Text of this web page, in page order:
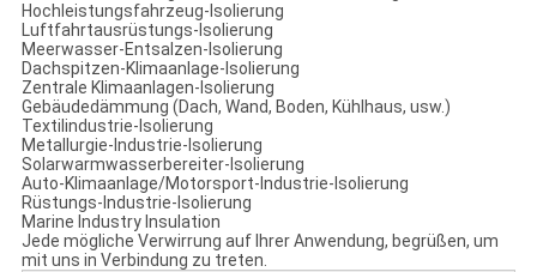
Hochleistungsfahrzeug-Isolierung
Luftfahrtausrüstungs-Isolierung
Meerwasser-Entsalzen-Isolierung
Dachspitzen-Klimaanlage-Isolierung
Zentrale Klimaanlagen-Isolierung
Gebäudedämmung (Dach, Wand, Boden, Kühlhaus, usw.)
Textilindustrie-Isolierung
Metallurgie-Industrie-Isolierung
Solarwarmwasserbereiter-Isolierung
Auto-Klimaanlage/Motorsport-Industrie-Isolierung
Rüstungs-Industrie-Isolierung
Marine Industry Insulation
Jede mögliche Verwirrung auf Ihrer Anwendung, begrüßen, um
mit uns in Verbindung zu treten.